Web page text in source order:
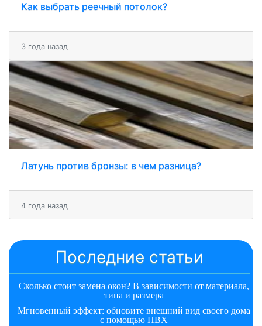
Как выбрать реечный потолок?
3 года назад
Латунь против бронзы: в чем разница?
4 года назад
Последние статьи
Сколько стоит замена окон? В зависимости от материала,
типа и размера
Мгновенный эффект: обновите внешний вид своего дома
с помощью ПВХ